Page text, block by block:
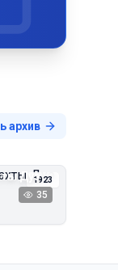
архив
1923
Дуэ
35